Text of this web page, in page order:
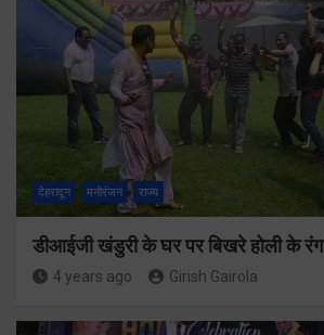
देहरादून मनोरंजन राज्य
डीआईजी खंडुरी के घर पर बिखरे होली के रंग
4 years ago Girish Gairola